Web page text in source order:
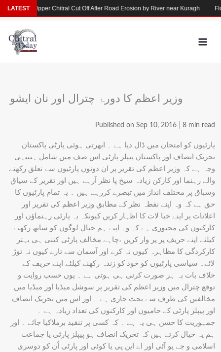
Skip
to
content
وزیر اعظم کا دورۂ چترال اور نان ایشو
Published on Sep 10, 2016 8 min read
پارٹیوں کو امتحان میں ڈال دیا ہے ۔ ابھرتی ہوئی پارٹی پاکستان
تحریک انصاف اور پاکستان پیپلز پارٹی اس صف میں شامل ہیںیہی
وجہ ہے کہ وزیر اعظم کی تقریر پر ان دونوں پارٹیوں سے تعلق رکھنے
والے رہنما اور کارکن زیادہ سیخ پا نظر آرہے ہیں اور تقریر کے سیاق
وسباق پر مختلف انداز میں تبصرے کررہے ہیں ۔ یہ تمام پارٹیوں کا
حق ہے کہ وہ اپنے نقطہ نظر کے مطابق وزیر اعظم کی تقریر اور
اعلانات پر اپنے خیا لات کا اظہار کریں کیونکہ یہ پارٹی رہنماؤں اور
کارکنوں کی مجبوری ہے کہ وہ اپنے ہم خیال لوگوں کو ساتھ رکھنے
کیلئے اپنے حریف پر پر وار کریں ،چاہے مخالف پارٹی کتنی ہی بہتر
کارکردگی کا مظاہرہ کیوں نہ کرے اور آسمان سے تارے کیوں نہ توڑ
لائے۔ سیاسی پارٹیوں کو خود کو زندہ رکھنے کیلئے اپنے حریف کے
خلاف بات بہ ہر صورت کرنی ہی ہوتی ہے ۔ یوں حسب روایت و
توقع چترال میں وزیر اعظم کی تقریر پر سوشل میڈیا اور میڈیا میں
مخالفین کی طرف سے بحث جاری ہے ۔ اور اس میں تحریک انصاف
اور پیپلز پارٹی کے حامیوں اور کارکنوں کی تعداد زیادہ ہے ۔
جمہوریت کا حسن ہی یہ ہے ۔ کہ کسی پر تنقید برملاکیا جائے ۔ اور
ہم یہ خیال کرتے ہیں کہ تحریک انصاف ہو پیپلز پارٹی یا جماعت
اسلامی و جے یو آئی اور اے این پی یا کوئی اور پارٹی اُن کو دوسری
LATESTUpper Chitral Cut Off After Road Erosion by River near Kuragh